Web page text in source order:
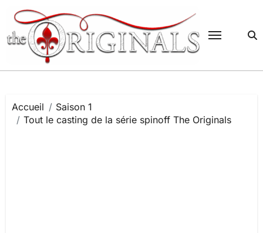
contenu
Accueil
Saison 1
Tout le casting de la série spinoff The Originals